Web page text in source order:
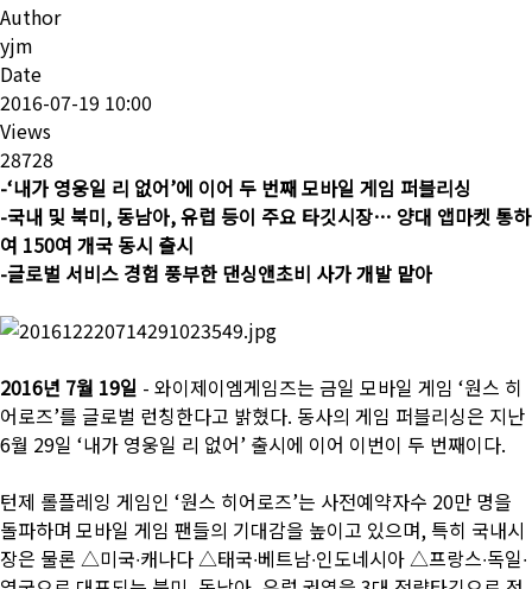
Author
yjm
Date
2016-07-19 10:00
Views
28728
-‘내가 영웅일 리 없어’에 이어 두 번째 모바일 게임 퍼블리싱
-국내 및 북미, 동남아, 유럽 등이 주요 타깃시장… 양대 앱마켓 통하
여 150여 개국 동시 출시
-글로벌 서비스 경험 풍부한 댄싱앤초비 사가 개발 맡아
2016년 7월 19일 - 와이제이엠게임즈는 금일 모바일 게임 ‘원스 히
어로즈’를 글로벌 런칭한다고 밝혔다. 동사의 게임 퍼블리싱은 지난
6월 29일 ‘내가 영웅일 리 없어’ 출시에 이어 이번이 두 번째이다.
턴제 롤플레잉 게임인 ‘원스 히어로즈’는 사전예약자수 20만 명을
돌파하며 모바일 게임 팬들의 기대감을 높이고 있으며, 특히 국내시
장은 물론 △미국∙캐나다 △태국∙베트남∙인도네시아 △프랑스∙독일∙